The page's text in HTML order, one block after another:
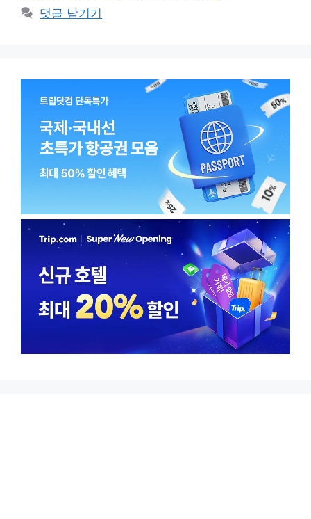
댓글 남기기